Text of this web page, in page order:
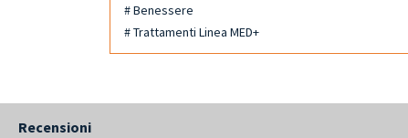
# Benessere
# Trattamenti Linea MED+
Recensioni